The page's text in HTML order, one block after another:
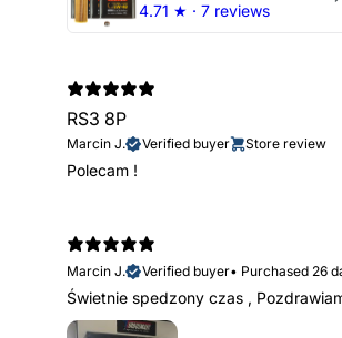
4.71 ★ · 7 reviews
RS3 8P
Marcin J. Verified buyer Store review
Polecam !
Marcin J.
Verified buyer• Purchased 26
Świetnie spedzony czas ,